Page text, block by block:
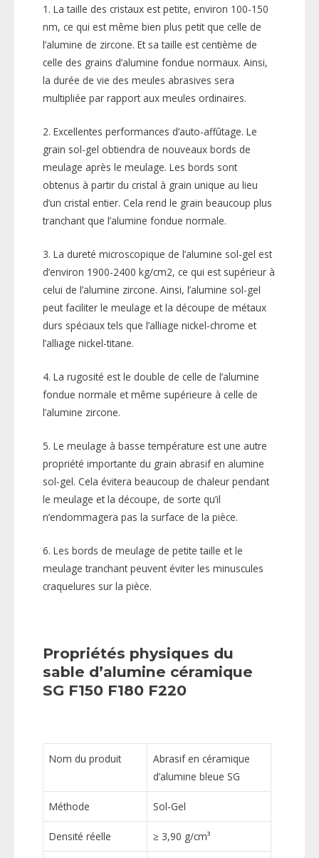
1. La taille des cristaux est petite, environ 100-150
nm, ce qui est même bien plus petit que celle de
l’alumine de zircone. Et sa taille est centième de
celle des grains d’alumine fondue normaux. Ainsi,
la durée de vie des meules abrasives sera
multipliée par rapport aux meules ordinaires.
2. Excellentes performances d’auto-affûtage. Le
grain sol-gel obtiendra de nouveaux bords de
meulage après le meulage. Les bords sont
obtenus à partir du cristal à grain unique au lieu
d’un cristal entier. Cela rend le grain beaucoup plus
tranchant que l’alumine fondue normale.
3. La dureté microscopique de l’alumine sol-gel est
d’environ 1900-2400 kg/cm2, ce qui est supérieur à
celui de l’alumine zircone. Ainsi, l’alumine sol-gel
peut faciliter le meulage et la découpe de métaux
durs spéciaux tels que l’alliage nickel-chrome et
l’alliage nickel-titane.
4. La rugosité est le double de celle de l’alumine
fondue normale et même supérieure à celle de
l’alumine zircone.
5. Le meulage à basse température est une autre
propriété importante du grain abrasif en alumine
sol-gel. Cela évitera beaucoup de chaleur pendant
le meulage et la découpe, de sorte qu’il
n’endommagera pas la surface de la pièce.
6. Les bords de meulage de petite taille et le
meulage tranchant peuvent éviter les minuscules
craquelures sur la pièce.
Propriétés physiques du
sable d’alumine céramique
SG F150 F180 F220
Nom du produit
Abrasif en céramique
d’alumine bleue SG
Méthode Sol-Gel
Densité réelle ≥ 3,90 g/cm³